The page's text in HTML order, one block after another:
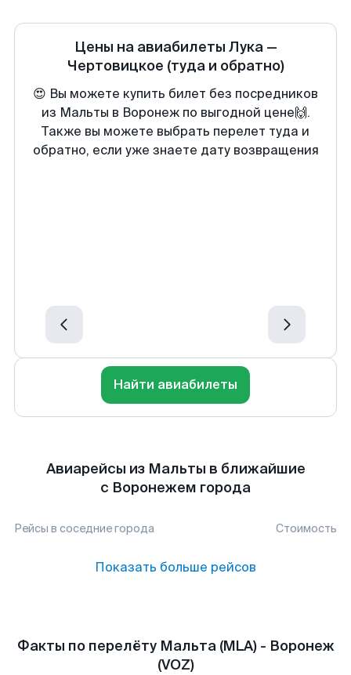
Цены на авиабилеты Лука—
Чертовицкое (туда и обратно)
😍 Вы можете купить билет без посредников
из Мальты в Воронеж по выгодной цене🙌.
Также вы можете выбрать перелет туда и
обратно, если уже знаете дату возвращения
Найти авиабилеты
Авиарейсы из Мальты в ближайшие
с Воронежем города
Рейсы в соседние города Стоимость
Показать больше рейсов
Факты по перелёту Мальта (MLA) - Воронеж
(VOZ)